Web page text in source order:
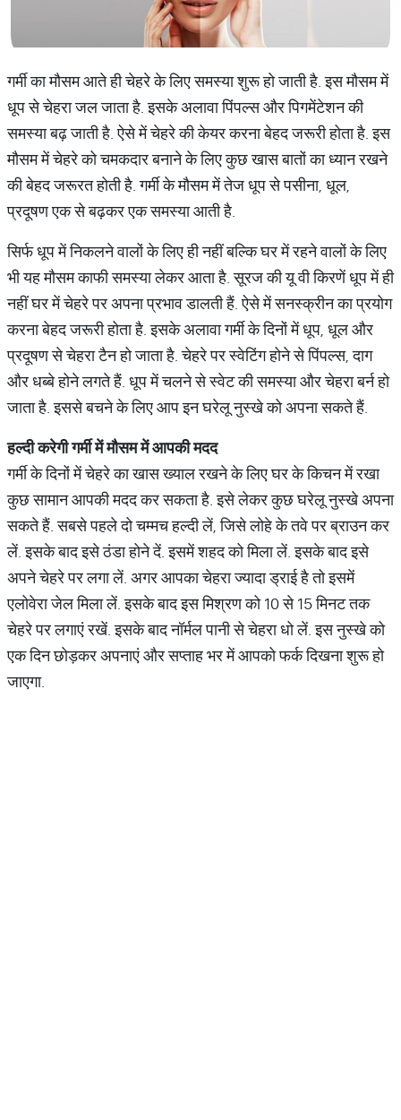
गर्मी का मौसम आते ही चेहरे के लिए समस्या शुरू हो जाती है. इस मौसम में
धूप से चेहरा जल जाता है. इसके अलावा पिंपल्स और पिगमेंटेशन की
समस्या बढ़ जाती है. ऐसे में चेहरे की केयर करना बेहद जरूरी होता है. इस
मौसम में चेहरे को चमकदार बनाने के लिए कुछ खास बातों का ध्यान रखने
की बेहद जरूरत होती है. गर्मी के मौसम में तेज धूप से पसीना, धूल,
प्रदूषण एक से बढ़कर एक समस्या आती है.
सिर्फ धूप में निकलने वालों के लिए ही नहीं बल्कि घर में रहने वालों के लिए
भी यह मौसम काफी समस्या लेकर आता है. सूरज की यू वी किरणें धूप में ही
नहीं घर में चेहरे पर अपना प्रभाव डालती हैं. ऐसे में सनस्क्रीन का प्रयोग
करना बेहद जरूरी होता है. इसके अलावा गर्मी के दिनों में धूप, धूल और
प्रदूषण से चेहरा टैन हो जाता है. चेहरे पर स्वेटिंग होने से पिंपल्स, दाग
और धब्बे होने लगते हैं. धूप में चलने से स्वेट की समस्या और चेहरा बर्न हो
जाता है. इससे बचने के लिए आप इन घरेलू नुस्खे को अपना सकते हैं.
हल्दीकरेगीगर्मीमेंमौसममेंआपकीमदद
गर्मी के दिनों में चेहरे का खास ख्याल रखने के लिए घर के किचन में रखा
कुछ सामान आपकी मदद कर सकता है. इसे लेकर कुछ घरेलू नुस्खे अपना
सकते हैं. सबसे पहले दो चम्मच हल्दी लें, जिसे लोहे के तवे पर ब्राउन कर
लें. इसके बाद इसे ठंडा होने दें. इसमें शहद को मिला लें. इसके बाद इसे
अपने चेहरे पर लगा लें. अगर आपका चेहरा ज्यादा ड्राई है तो इसमें
एलोवेरा जेल मिला लें. इसके बाद इस मिश्रण को 10 से 15 मिनट तक
चेहरे पर लगाएं रखें. इसके बाद नॉर्मल पानी से चेहरा धो लें. इस नुस्खे को
एक दिन छोड़कर अपनाएं और सप्ताह भर में आपको फर्क दिखना शुरू हो
जाएगा.